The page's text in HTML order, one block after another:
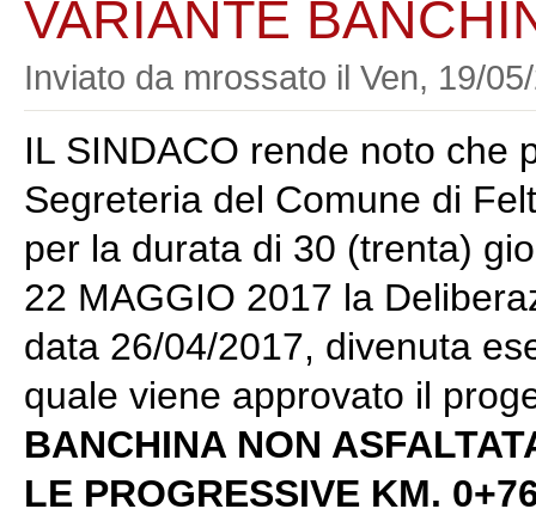
VARIANTE
Inviato da mrossato il Ven, 19/
IL SINDACO rende noto che
Segreteria del Comune di
per la durata di 30 (trenta)
22 MAGGIO 2017 la
data 26/04/2017, divenuta
quale viene approvato il
BANCHINA NON
LE PROGRESSIVE KM.